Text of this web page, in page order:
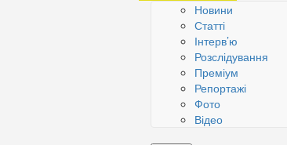
Новини
Статті
Інтерв’ю
Розслідування
Преміум
Репортажі
Фото
Відео